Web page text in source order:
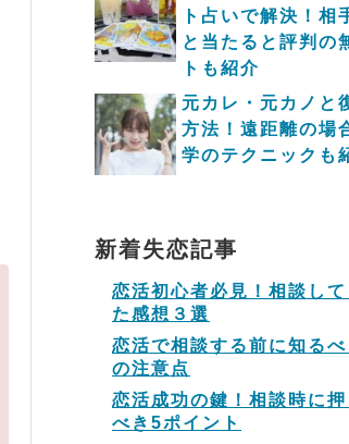
ト占いで解決！相
と当たると評判の
トも紹介
元カレ・元カノと
方法！遠距離の場
学のテクニックも
新着失恋記事
恋活初心者必見！相談して
た感想３選
恋活で相談する前に知る
の注意点
恋活成功の鍵！相談時に押
べき5ポイント